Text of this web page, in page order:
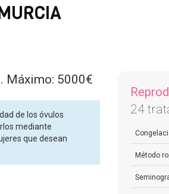
Máximo: 5000€
de los óvulos
mediante
que desean
24
Método